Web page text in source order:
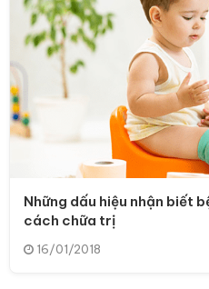
Những dấu hiệu nhận biết
cách chữa trị
16/01/2018